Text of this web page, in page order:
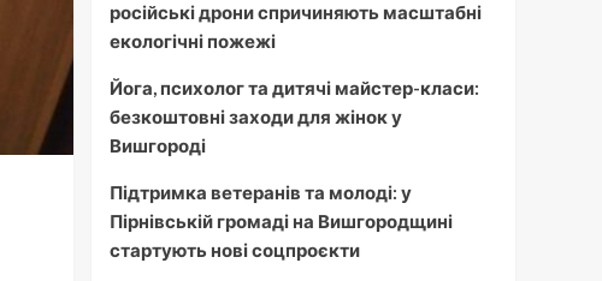
російські дрони спричиняють масштабні
екологічні пожежі
Йога, психолог та дитячі майстер-класи:
безкоштовні заходи для жінок у
Вишгороді
Підтримка ветеранів та молоді: у
Пірнівській громаді на Вишгородщині
стартують нові соцпроєкти